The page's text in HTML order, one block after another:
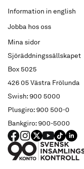
Sjöräddningssällskapet
Box 5025
426 05 Västra Frölunda
Swish: 900 5000
Plusgiro: 900 500-0
Bankgiro: 900-5000
Information in english
Jobba hos oss
Mina sidor
FACEBOOK
Instagram
X YouTube
TIKTOK